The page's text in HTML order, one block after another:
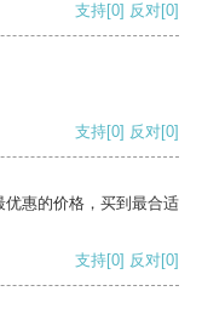
支持[0] 反对[0]
支持[0] 反对[0]
惠的价格，买到最合适
支持[0] 反对[0]